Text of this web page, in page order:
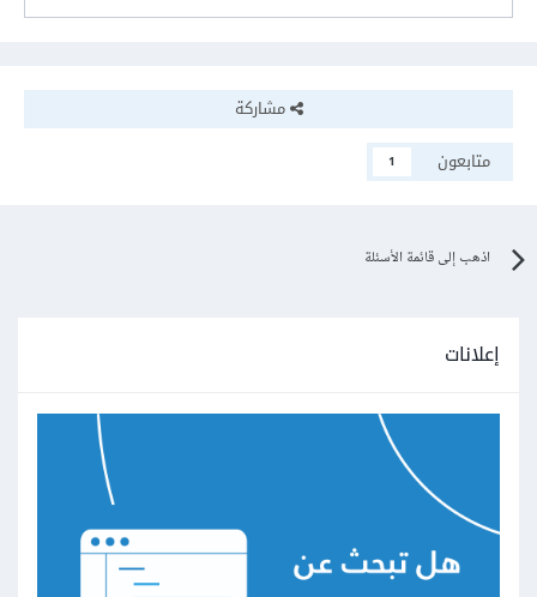
مشاركة
متابعون
1
اذهب إلى قائمة الأسئلة
إعلانات